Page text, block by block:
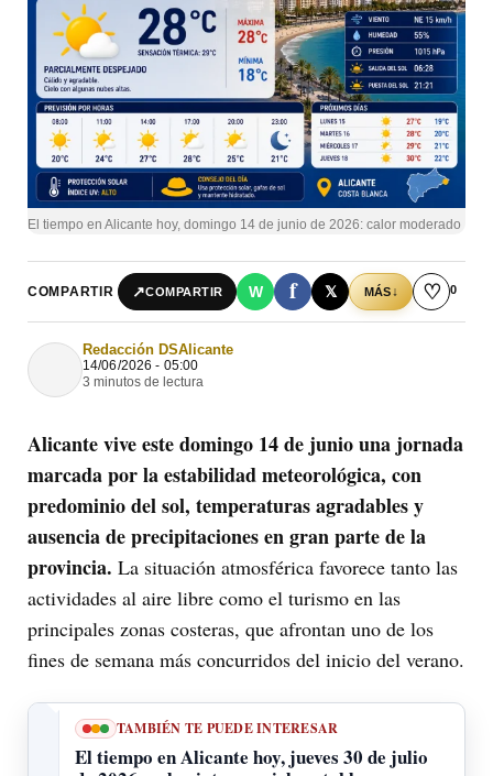
El tiempo en Alicante hoy, domingo 14 de junio de 2026: calor moderado
COMPARTIR ↗COMPARTIR W f 𝕏 MÁS↓ ♡ 0
Redacción DSAlicante
14/06/2026 - 05:00
3 minutos de lectura
Alicante vive este domingo 14 de junio una jornada
marcada por la estabilidad meteorológica, con
predominio del sol, temperaturas agradables y
ausencia de precipitaciones en gran parte de la
provincia. La situación atmosférica favorece tanto las
actividades al aire libre como el turismo en las
principales zonas costeras, que afrontan uno de los
fines de semana más concurridos del inicio del verano.
TAMBIÉN TE PUEDE INTERESAR
El tiempo en Alicante hoy, jueves 30 de julio